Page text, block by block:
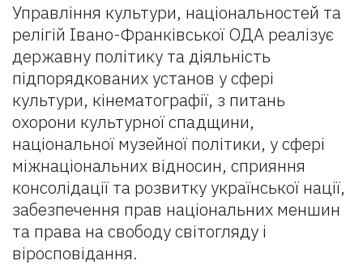
Управління культури, національностей та
релігій Івано-Франківської ОДА реалізує
державну політику та діяльність
підпорядкованих установ у сфері
культури, кінематографії, з питань
охорони культурної спадщини,
національної музейної політики, у сфері
міжнаціональних відносин, сприяння
консолідації та розвитку української нації,
забезпечення прав національних меншин
та права на свободу світогляду і
віросповідання.